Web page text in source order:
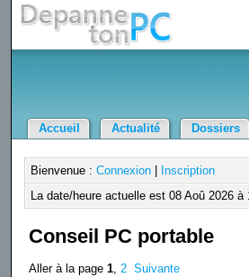
Accueil Actualité Dossiers
Bienvenue : Connexion|
Inscription
La date/heure actuelle est 08 Aoû 2026 à
Conseil PC portable
Aller à la page 1, 2 Suivante